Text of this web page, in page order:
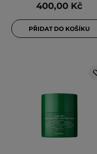
400,00 Kč
PŘIDAT DO KOŠÍKU